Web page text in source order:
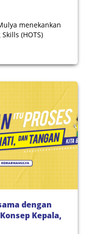
menekankan
(HOTS)
dengan
Kepala,